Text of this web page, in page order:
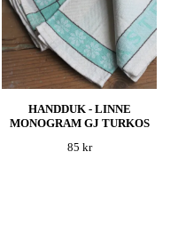
HANDDUK - LINNE
MONOGRAM GJ TURKOS
85 kr